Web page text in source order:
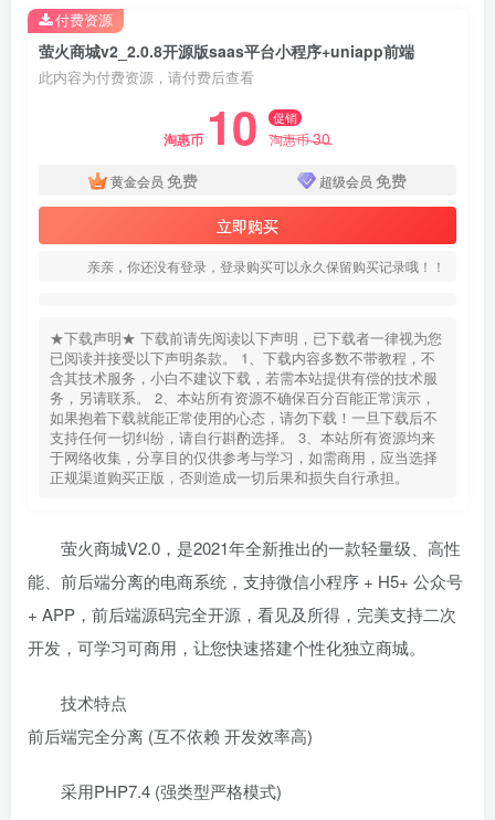
萤火商城v2_2.0.8开源版saas平台小程序+uniapp前端
此内容为付费资源，请付费后查看
淘惠币 10 促销
淘惠币30
黄金会员 免费 超级会员 免费
立即购买
亲亲，你还没有登录，登录购买可以永久保留购买记录哦！！
★下载声明★ 下载前请先阅读以下声明，已下载者一律视为您
已阅读并接受以下声明条款。 1、下载内容多数不带教程，不
含其技术服务，小白不建议下载，若需本站提供有偿的技术服
务，另请联系。 2、本站所有资源不确保百分百能正常演示，
如果抱着下载就能正常使用的心态，请勿下载！一旦下载后不
支持任何一切纠纷，请自行斟酌选择。 3、本站所有资源均来
于网络收集，分享目的仅供参考与学习，如需商用，应当选择
正规渠道购买正版，否则造成一切后果和损失自行承担。
付费资源
萤火商城V2.0，是2021年全新推出的一款轻量级、高性
能、前后端分离的电商系统，支持微信小程序 + H5+ 公众号
+ APP，前后端源码完全开源，看见及所得，完美支持二次
开发，可学习可商用，让您快速搭建个性化独立商城。
技术特点
前后端完全分离 (互不依赖 开发效率高)
采用PHP7.4 (强类型严格模式)